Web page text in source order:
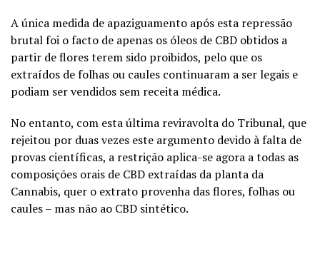
A única medida de apaziguamento após esta repressão
brutal foi o facto de apenas os óleos de CBD obtidos a
partir de flores terem sido proibidos, pelo que os
extraídos de folhas ou caules continuaram a ser legais e
podiam ser vendidos sem receita médica.
No entanto, com esta última reviravolta do Tribunal, que
rejeitou por duas vezes este argumento devido à falta de
provas científicas, a restrição aplica-se agora a todas as
composições orais de CBD extraídas da planta da
Cannabis, quer o extrato provenha das flores, folhas ou
caules – mas não ao CBD sintético.